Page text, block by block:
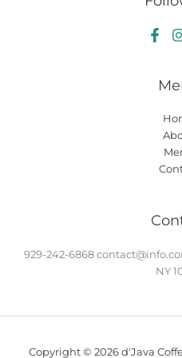
929-242-6868
NY
Copyright © 2026 d'Java